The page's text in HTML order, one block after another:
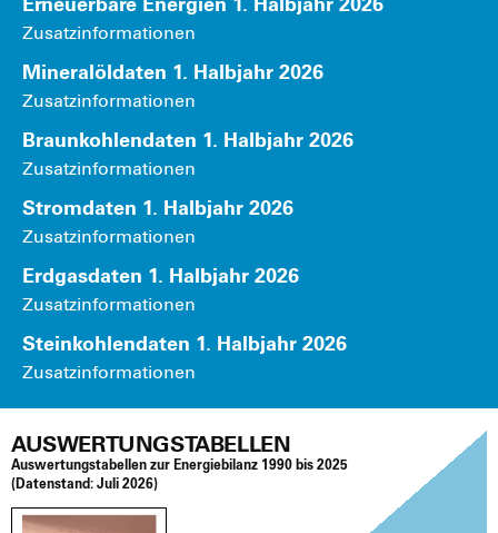
Zusatz­in­for­ma­tio­nen
Mine­ral­öl­da­ten 1. Halb­jahr 2026
Zusatz­in­for­ma­tio­nen
Braun­koh­len­da­ten 1. Halb­jahr 2026
Zusatz­in­for­ma­tio­nen
Strom­da­ten 1. Halb­jahr 2026
Zusatz­in­for­ma­tio­nen
Erd­gas­da­ten 1. Halb­jahr 2026
Zusatz­in­for­ma­tio­nen
Stein­koh­len­da­ten 1. Halb­jahr 2026
Zusatz­in­for­ma­tio­nen
AUSWERTUNGSTABELLEN
Aus­wer­tungs­ta­bel­len zur Ener­gie­bi­lanz 1990 bis 2025
(Daten­stand: Juli 2026)